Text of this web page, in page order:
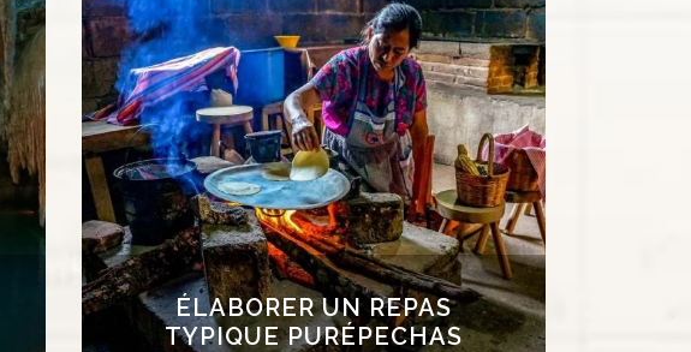
ÉLABORER UN REPAS
TYPIQUE PURÉPECHAS
ÉLABORER UN REPAS TYPIQUE
PURÉPECHAS
Lancez-vous et élaborez l’un des plats
typiques de Michoacán en suivant les pas de
cuisinières expérimentées. Vous
sélectionnerez attentivement les ingrédients
au marché local et préparerez ensuite de
délicieux plats grâce aux techniques et
recettes des femmes purépechas.